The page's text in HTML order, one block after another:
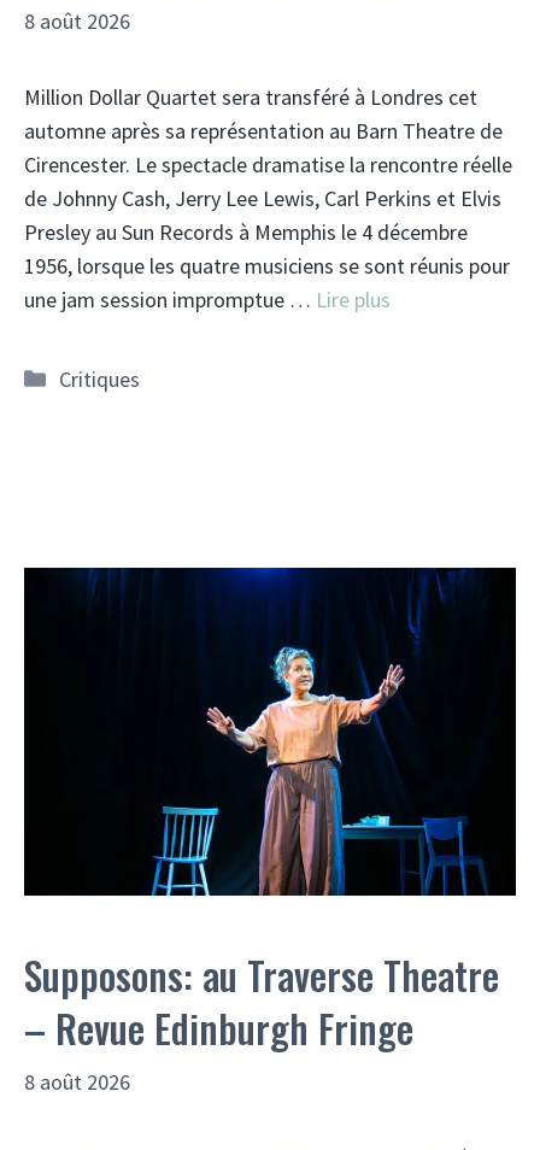
8 août 2026
Million Dollar Quartet sera transféré à Londres cet
automne après sa représentation au Barn Theatre de
Cirencester. Le spectacle dramatise la rencontre réelle
de Johnny Cash, Jerry Lee Lewis, Carl Perkins et Elvis
Presley au Sun Records à Memphis le 4 décembre
1956, lorsque les quatre musiciens se sont réunis pour
une jam session impromptue … Lire plus
Catégories
Critiques
Supposons: au Traverse Theatre
– Revue Edinburgh Fringe
8 août 2026